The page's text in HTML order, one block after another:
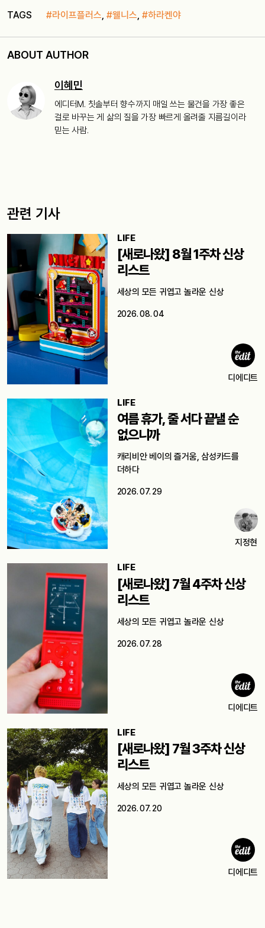
TAGS #라이프플러스 #웰니스 #하라켄야
ABOUT AUTHOR
이혜민
에디터M. 칫솔부터 향수까지 매일 쓰는 물건을 가장 좋은
걸로 바꾸는 게 삶의 질을 가장 빠르게 올려줄 지름길이라
믿는 사람.
관련 기사
LIFE
[새로나왔] 8월 1주차 신상
리스트
세상의 모든 귀엽고 놀라운 신상
2026. 08. 04
디에디트
LIFE
여름 휴가, 줄 서다 끝낼 순
없으니까
캐리비안 베이의 즐거움, 삼성카드를
더하다
2026. 07. 29
지정현
LIFE
[새로나왔] 7월 4주차 신상
리스트
세상의 모든 귀엽고 놀라운 신상
2026. 07. 28
디에디트
LIFE
[새로나왔] 7월 3주차 신상
리스트
세상의 모든 귀엽고 놀라운 신상
2026. 07. 20
디에디트